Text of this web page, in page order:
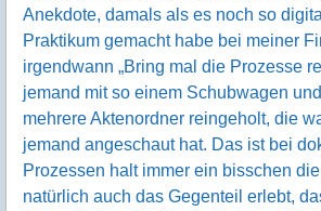
Anekdote, damals als es noch so
Praktikum gemacht habe bei meiner
irgendwann „Bring mal die Prozesse
jemand mit so einem Schubwagen
mehrere Aktenordner reingeholt, die
jemand angeschaut hat. Das ist bei
Prozessen halt immer ein bisschen
natürlich auch das Gegenteil erlebt,